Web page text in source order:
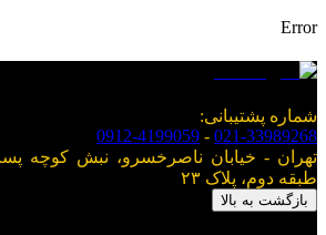
Error
شماره پشتیبانی:
021-33989268
-
0912-4199059
تهران - خیابان ناصرخسرو، نبش کوچه
طبقه دوم، پلاک ۲۳
بازگشت به بالا